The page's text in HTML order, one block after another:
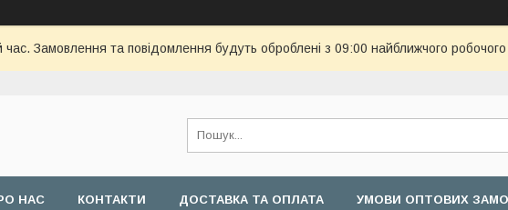
час. Замовлення та повідомлення будуть оброблені з 09:00 найближчого
НАС КОНТАКТИ ДОСТАВКА ТА ОПЛАТА УМОВИ ОПТОВИХ